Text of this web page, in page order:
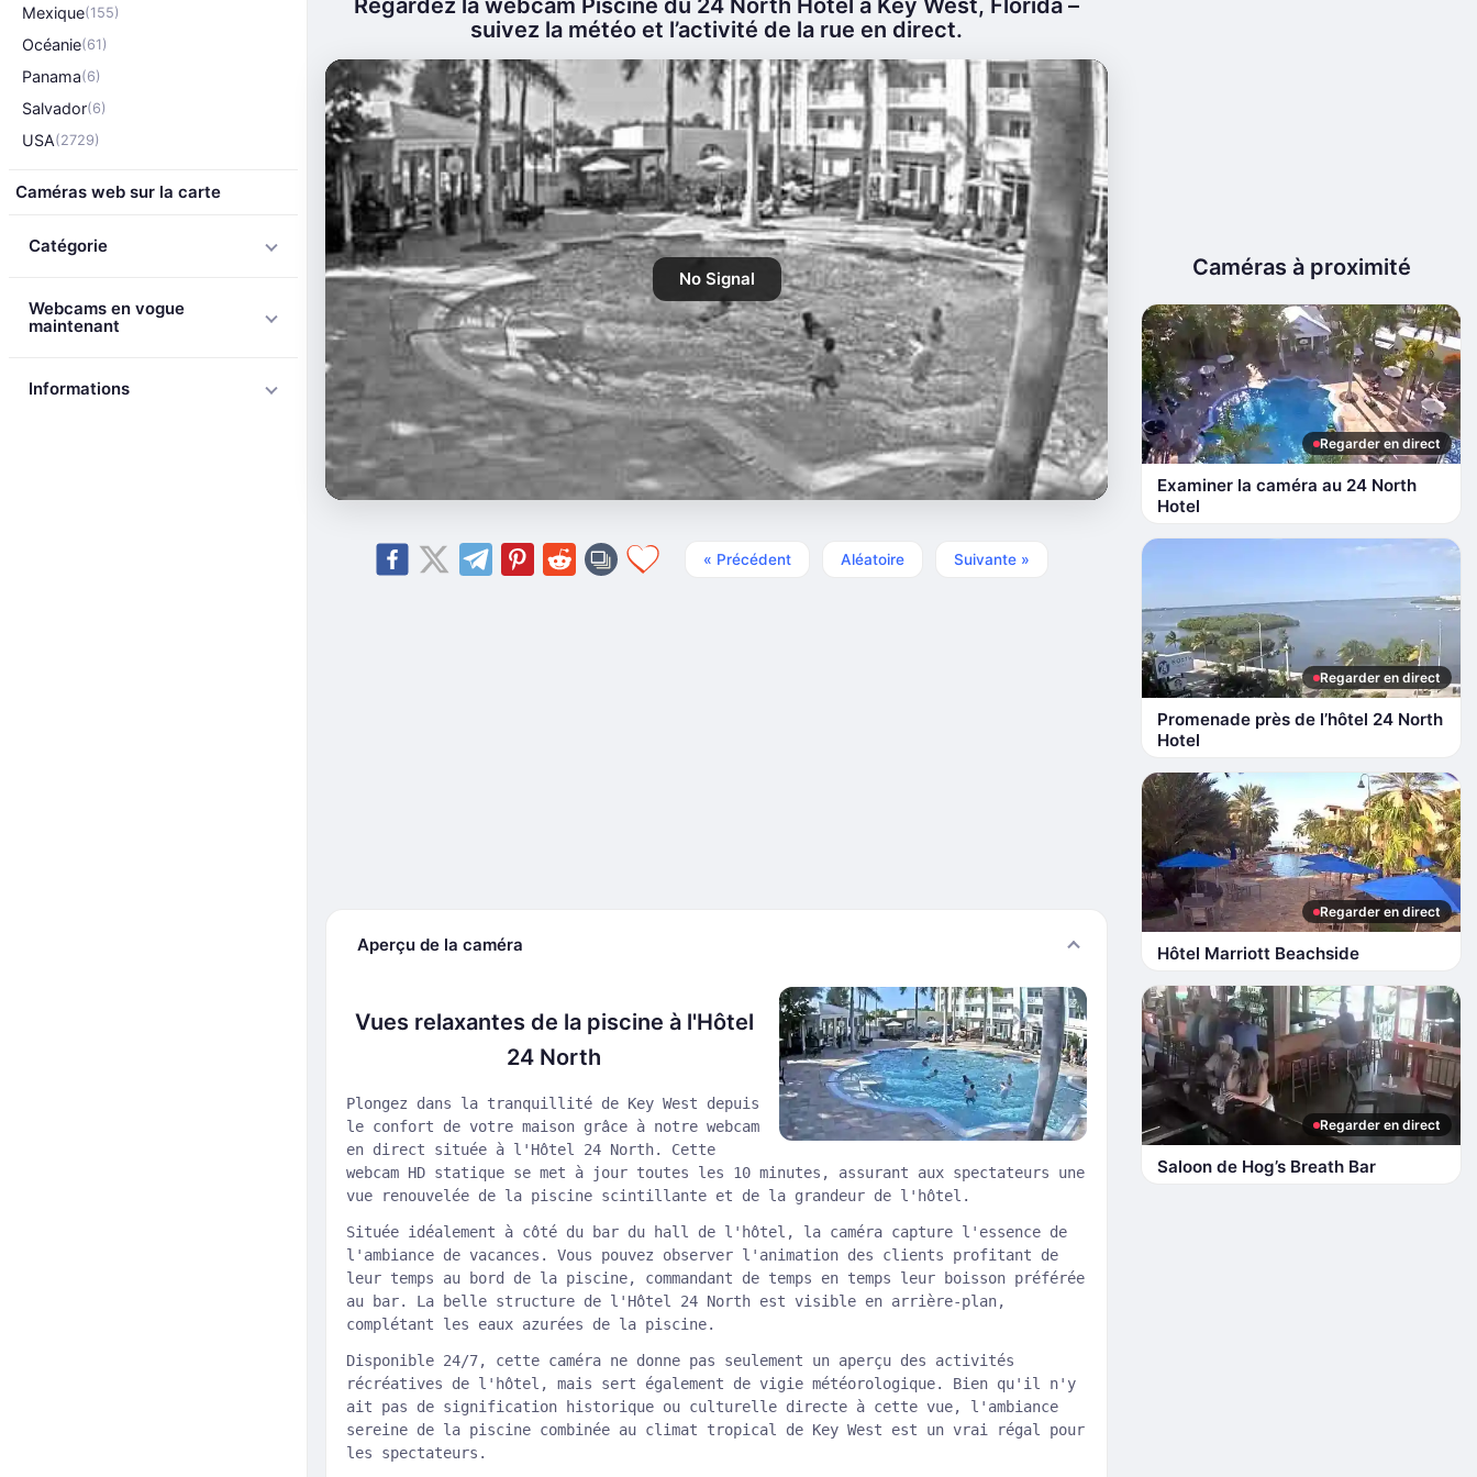
Mexique(155)
Océanie(61)
Panama(6)
Salvador(6)
USA(2729)
Caméras web sur la carte
Catégorie
Webcams en vogue
maintenant
Informations
Regardez la webcam Piscine du 24 North Hotel à Key West, Florida –
suivez la météo et l’activité de la rue en direct.
No Signal
« Précédent Aléatoire Suivante »
Aperçu de la caméra
Vues relaxantes de la piscine à l'Hôtel
24 North
Plongez dans la tranquillité de Key West depuis
le confort de votre maison grâce à notre webcam
en direct située à l'Hôtel 24 North. Cette
webcam HD statique se met à jour toutes les 10 minutes, assurant aux spectateurs une
vue renouvelée de la piscine scintillante et de la grandeur de l'hôtel.
Située idéalement à côté du bar du hall de l'hôtel, la caméra capture l'essence de
l'ambiance de vacances. Vous pouvez observer l'animation des clients profitant de
leur temps au bord de la piscine, commandant de temps en temps leur boisson préférée
au bar. La belle structure de l'Hôtel 24 North est visible en arrière-plan,
complétant les eaux azurées de la piscine.
Disponible 24/7, cette caméra ne donne pas seulement un aperçu des activités
récréatives de l'hôtel, mais sert également de vigie météorologique. Bien qu'il n'y
ait pas de signification historique ou culturelle directe à cette vue, l'ambiance
sereine de la piscine combinée au climat tropical de Key West est un vrai régal pour
les spectateurs.
Caméras à proximité
Regarder en direct
Examiner la caméra au 24 North
Hotel
Regarder en direct
Promenade près de l’hôtel 24 North
Hotel
Regarder en direct
Hôtel Marriott Beachside
Regarder en direct
Saloon de Hog’s Breath Bar